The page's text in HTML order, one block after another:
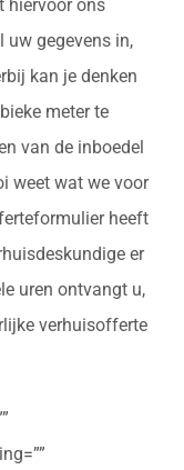
hiervoor ons
gegevens in,
kan je denken
meter te
van de inboedel
weet wat we voor
heeft
er
uren ontvangt u,
verhuisofferte